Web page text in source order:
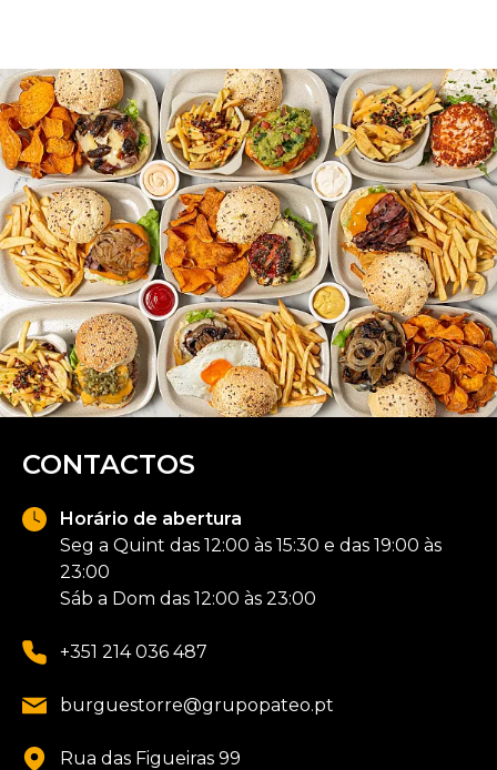
CONTACTOS
Horário de abertura
Seg a Quint das 12:00 às 15:30 e das 19:00 às
23:00
Sáb a Dom das 12:00 às 23:00
+351 214 036 487
burguestorre@grupopateo.pt
Rua das Figueiras 99